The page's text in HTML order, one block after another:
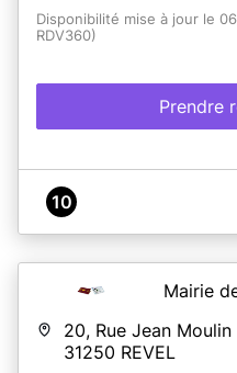
Disponibilité mise à jour le
RDV360)
Prendre
10
Mairie
20, Rue Jean Moulin
31250 REVEL